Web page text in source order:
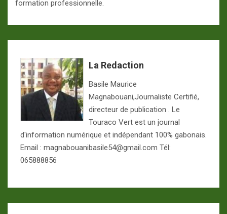
formation professionnelle.
La Redaction
Basile Maurice
Magnabouani,Journaliste Certifié,
directeur de publication . Le
Touraco Vert est un journal
d'information numérique et indépendant 100% gabonais.
Email : magnabouanibasile54@gmail.com Tél:
065888856